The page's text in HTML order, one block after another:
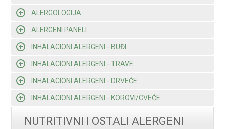
ALERGOLOGIJA
ALERGENI PANELI
INHALACIONI ALERGENI - BUĐI
INHALACIONI ALERGENI - TRAVE
INHALACIONI ALERGENI - DRVEĆE
INHALACIONI ALERGENI - KOROVI/CVEĆE
NUTRITIVNI I OSTALI ALERGENI